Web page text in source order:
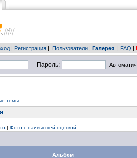
| Регистрация | Пользователи | Галерея | FAQ |
Пароль:
темы
| Фото с наивысшей оценкой
Альбом